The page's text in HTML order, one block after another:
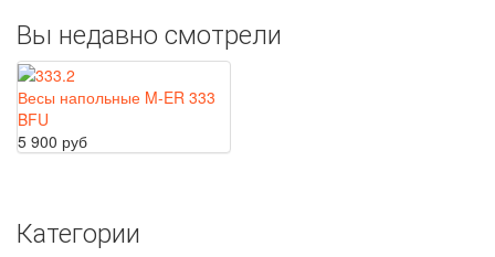
Вы недавно смотрели
Весы напольные M-ER 333
BFU
5 900 руб
Категории